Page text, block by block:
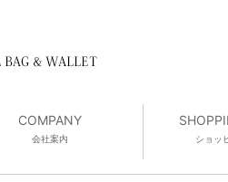
COMPANY
会社案内 ショッ